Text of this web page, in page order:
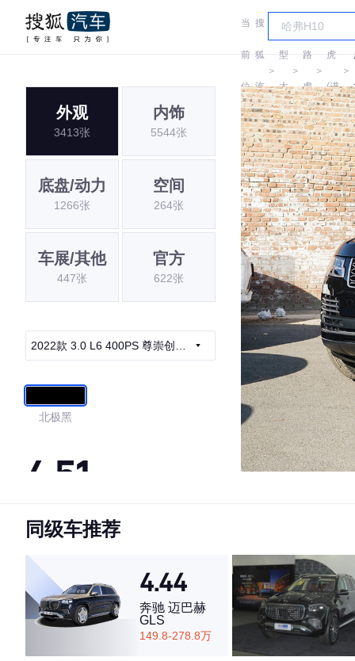
当
前
位
置:
搜
狐
汽
车
＞
车
型
大
全
＞
路
虎
＞
虎
(进
口)
＞
外观
3413张
内饰
5544张
底盘/动力
1266张
空间
264张
车展/其他
447张
官方
622张
2022款 3.0 L6 400PS 尊崇创世
北极黑
4.51
·外观表现一般，低于51%同级车
·空间表现一般，低于56%同级车
同级车推荐
4.44
奔驰 迈巴赫
GLS
149.8-278.8万